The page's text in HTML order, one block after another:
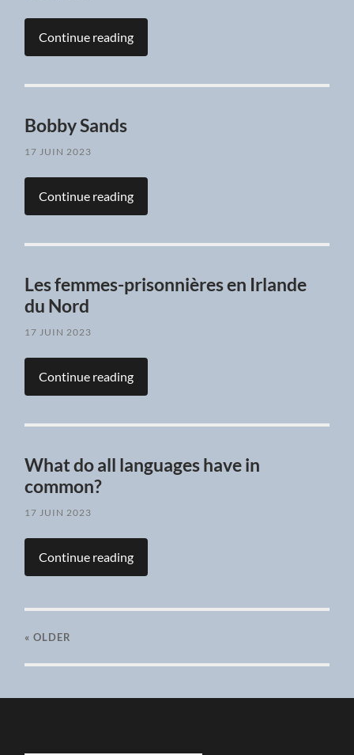
Continue reading
Bobby Sands
17 JUIN 2023
Continue reading
Les femmes-prisonnières en Irlande
du Nord
17 JUIN 2023
Continue reading
What do all languages have in
common?
17 JUIN 2023
Continue reading
« OLDER